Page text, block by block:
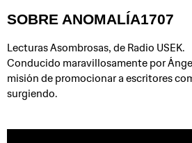
SOBRE ANOMALÍA1707
Lecturas Asombrosas, de Radio USEK.
Conducido maravillosamente por
misión de promocionar a escritores
surgiendo.